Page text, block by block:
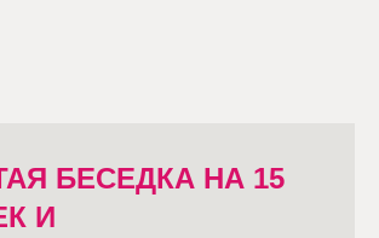
БЕСЕДКА НА 15
И